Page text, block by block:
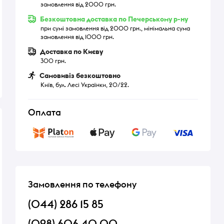
замовлення від 2000 грн.
Безкоштовна доставка по Печерському р-ну
при сумі замовлення від 2000 грн., мінімальна сума
замовлення від 1000 грн.
Доставка по Києву
300 грн.
Самовивіз безкоштовно
Київ, бул. Лесі Українки, 20/22.
Оплата
Замовлення по телефону
(044) 286 15 85